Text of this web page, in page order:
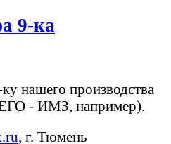
9-ка
нашего производства
- ИМЗ, например).
, г. Тюмень